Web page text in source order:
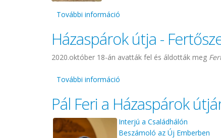
További információ
Házaspárok útja -
2020.október 18-án avatták fel és áldották meg
További információ
Pál Feri a Házaspárok
Interjú a Családhálón
Beszámoló az Új Emberben